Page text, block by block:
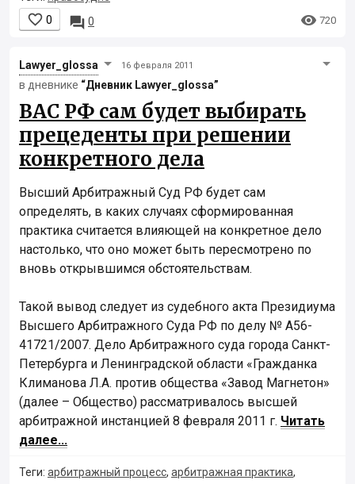
 0  0  720
Lawyer_glossa 16 февраля 2011
в дневнике “Дневник Lawyer_glossa”
ВАС РФ сам будет выбирать
прецеденты при решении
конкретного дела
Высший Арбитражный Суд РФ будет сам
определять, в каких случаях сформированная
практика считается влияющей на конкретное дело
настолько, что оно может быть пересмотрено по
вновь открывшимся обстоятельствам.
Такой вывод следует из судебного акта Президиума
Высшего Арбитражного Суда РФ по делу № А56-
41721/2007. Дело Арбитражного суда города Санкт-
Петербурга и Ленинградской области «Гражданка
Климанова Л.А. против общества «Завод Магнетон»
(далее – Общество) рассматривалось высшей
арбитражной инстанцией 8 февраля 2011 г. Читать
далее...
Теги: арбитражный процесс, арбитражная практика,